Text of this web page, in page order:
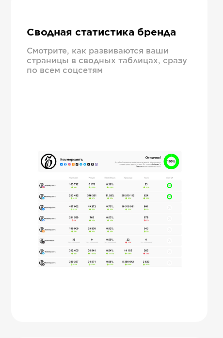
Сводная статистика бренда
Смотрите, как развиваются ваши
страницы в сводных таблицах, сразу
по всем соцсетям